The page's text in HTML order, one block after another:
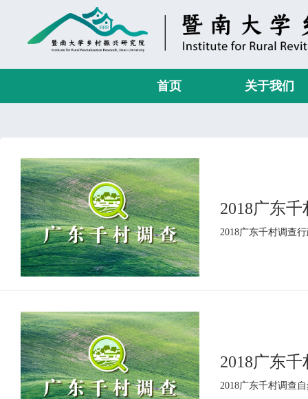
首页 关于我们
2018广东
2018广东千村调查
2018广东
2018广东千村调查